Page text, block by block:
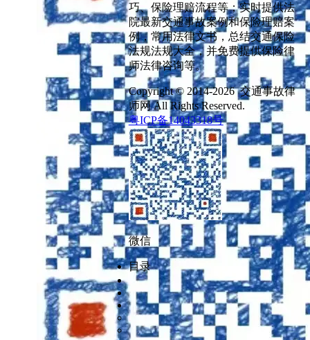
巧、保险理赔流程等；实时提供法
院最新交通事故案例和保险理赔案
例，常用法律文书，总结交通保险
法规法规大全，并免费提供保险律
师法律咨询等。
Copyright © 2014-2026 交通事故律
师网 All Rights Reserved.
粤ICP备14043318号
微信
目录